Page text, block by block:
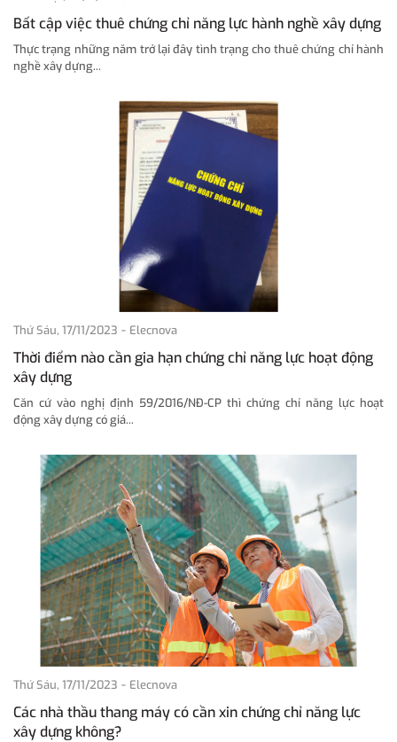
Bất cập việc thuê chứng chỉ năng lực hành nghề xây dựng
Thực trạng những năm trở lại đây tình trạng cho thuê chứng chỉ hành
nghề xây dựng...
Thứ Sáu, 17/11/2023 - Elecnova
Thời điểm nào cần gia hạn chứng chỉ năng lực hoạt động
xây dựng
Căn cứ vào nghị định 59/2016/NĐ-CP thì chứng chỉ năng lực hoạt
động xây dựng có giá...
Thứ Sáu, 17/11/2023 - Elecnova
Các nhà thầu thang máy có cần xin chứng chỉ năng lực
xây dựng không?